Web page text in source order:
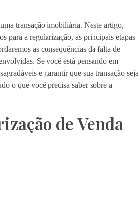
transação imobiliária. Neste artigo,
para a regularização, as principais etapas
as consequências da falta de
Se você está pensando em
e garantir que sua transação seja
o que você precisa saber sobre a
de Venda